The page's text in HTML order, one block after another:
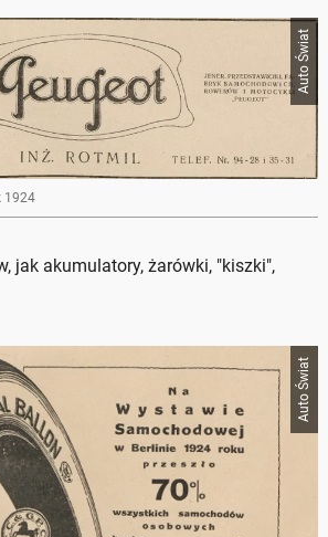
Auto Świat
1924
jak akumulatory, żarówki, "kiszki",
Auto Świat